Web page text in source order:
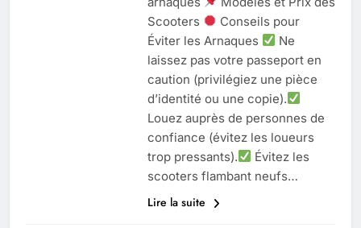
Scooters
Conseils pour
Éviter les Arnaques
Ne
laissez pas votre passeport en
caution (privilégiez une pièce
d’identité ou une copie).
Louez auprès de personnes de
confiance (évitez les loueurs
trop pressants).
Évitez les
scooters flambant neufs…
Lire la suite